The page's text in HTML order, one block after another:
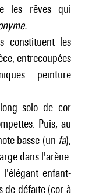
les rêves qui
constituent les
entrecoupées
: peinture
solo de cor
Puis, au
basse (un fa),
dans l'arène.
enfant-
de défaite (cor à